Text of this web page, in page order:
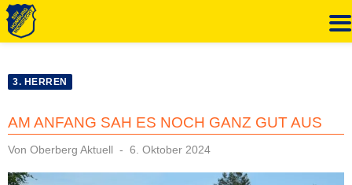
Inhalt
3. HERREN
AM ANFANG SAH ES NOCH GANZ GUT AUS
Von Oberberg Aktuell
Veröffentlicht
6. Oktober 2024